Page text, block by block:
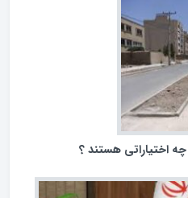
مبارزه با فساد